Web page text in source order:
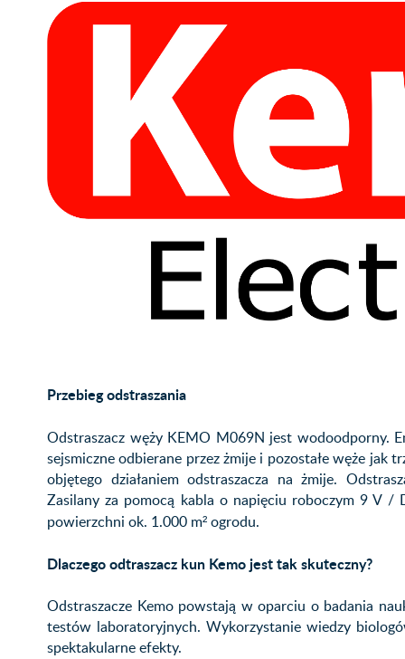
Przebieg odstraszania
Odstraszacz węży KEMO M069N jest wodoodporny.
sejsmiczne odbierane przez żmije i pozostałe węże jak
objętego działaniem odstraszacza na żmije.
Zasilany za pomocą kabla o napięciu roboczym 9 V /
powierzchni ok. 1.000 m² ogrodu.
Dlaczego odtraszacz kun Kemo jest tak skuteczny?
Odstraszacze Kemo powstają w oparciu o badania
testów laboratoryjnych. Wykorzystanie wiedzy
spektakularne efekty.